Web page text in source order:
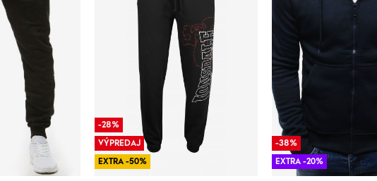
-28%
VÝPREDAJ
EXTRA -50%
-38%
EXTRA -20%